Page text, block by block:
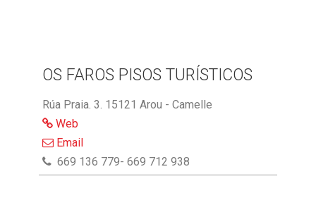
OS FAROS PISOS TURÍSTICOS
Rúa Praia. 3. 15121 Arou - Camelle
Web
Email
669 136 779- 669 712 938